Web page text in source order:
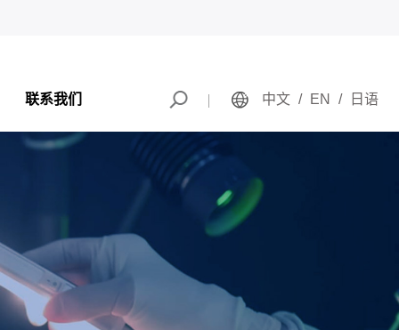
联系我们 中文 / EN / 日语